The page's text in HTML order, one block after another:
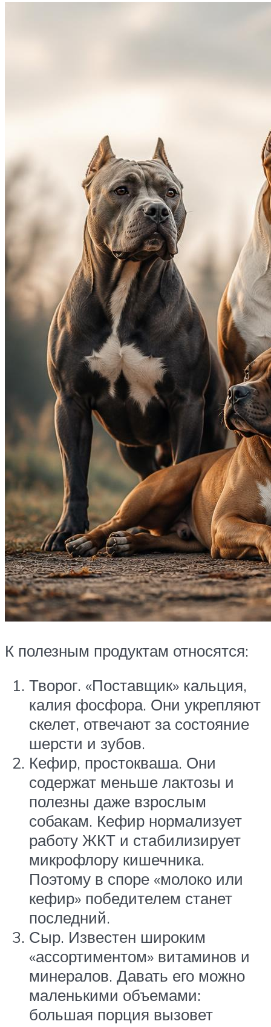
К полезным продуктам относятся:
Творог. «Поставщик» кальция,
калия фосфора. Они укрепляют
скелет, отвечают за состояние
шерсти и зубов.
Кефир, простокваша. Они
содержат меньше лактозы и
полезны даже взрослым
собакам. Кефир нормализует
работу ЖКТ и стабилизирует
микрофлору кишечника.
Поэтому в споре «молоко или
кефир» победителем станет
последний.
Сыр. Известен широким
«ассортиментом» витаминов и
минералов. Давать его можно
маленькими объемами:
большая порция вызовет